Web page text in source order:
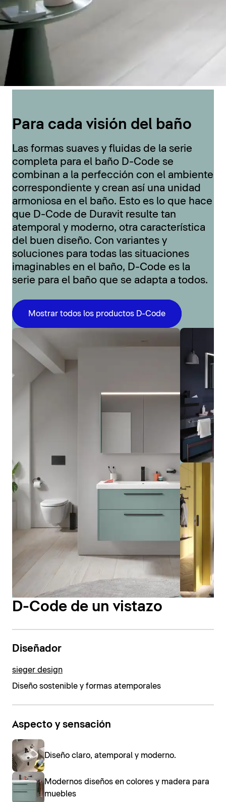
Para cada visión del baño
Las formas suaves y fluidas de la serie
completa para el baño D-Code se
combinan a la perfección con el ambiente
correspondiente y crean así una unidad
armoniosa en el baño. Esto es lo que hace
que D-Code de Duravit resulte tan
atemporal y moderno, otra característica
del buen diseño. Con variantes y
soluciones para todas las situaciones
imaginables en el baño, D-Code es la
serie para el baño que se adapta a todos.
Mostrar todos los productos D-Code
D-Code de un vistazo
Diseñador
sieger design
Diseño sostenible y formas atemporales
Aspecto y sensación
Diseño claro, atemporal y moderno.
Modernos diseños en colores y madera para
muebles